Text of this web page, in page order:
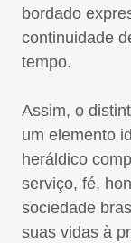
bordado
continuidade
tempo.
Assim, o
um elemento
heráldico
serviço, fé,
sociedade
suas vidas à